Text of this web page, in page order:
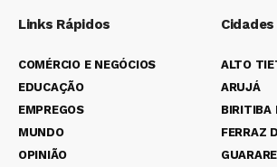
Links Rápidos
COMÉRCIO E NEGÓCIOS
EDUCAÇÃO
EMPREGOS
MUNDO
OPINIÃO
Cidades
ALTO
ARUJÁ
BIRITIBA
FERRAZ